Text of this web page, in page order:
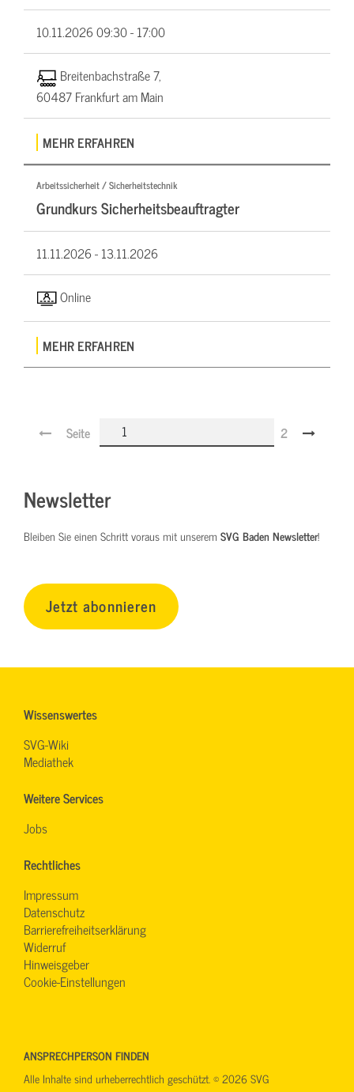
10.11.202609:30 - 17:00
Breitenbachstraße 7,
60487 Frankfurt am Main
MEHR ERFAHREN
Arbeitssicherheit / Sicherheitstechnik
Grundkurs Sicherheitsbeauftragter
11.11.2026 -13.11.2026
Online
MEHR ERFAHREN
Seite 2
Newsletter
Bleiben Sie einen Schritt voraus mit unserem SVG Baden Newsletter!
Jetzt abonnieren
Wissenswertes
SVG-Wiki
Mediathek
Weitere Services
Jobs
Rechtliches
Impressum
Datenschutz
Barrierefreiheitserklärung
Widerruf
Hinweisgeber
Cookie-Einstellungen
ANSPRECHPERSON FINDEN
Alle Inhalte sind urheberrechtlich geschützt. © 2026 SVG